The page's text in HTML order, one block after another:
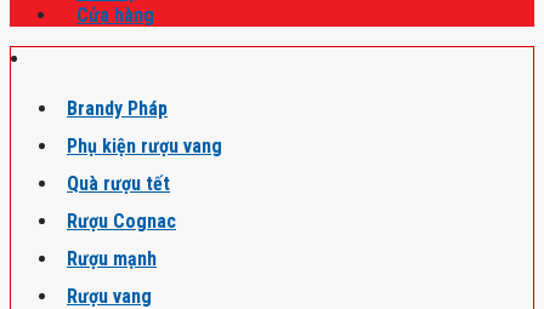
Cửa hàng
Brandy Pháp
Phụ kiện rượu vang
Quà rượu tết
Rượu Cognac
Rượu mạnh
Rượu vang